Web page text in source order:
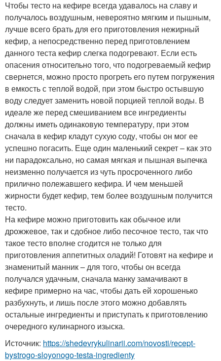
Чтобы тесто на кефире всегда удавалось на славу и
получалось воздушным, невероятно мягким и пышным,
лучше всего брать для его приготовления нежирный
кефир, а непосредственно перед приготовлением
данного теста кефир слегка подогревают. Если есть
опасения относительно того, что подогреваемый кефир
свернется, можно просто прогреть его путем погружения
в емкость с теплой водой, при этом быстро остывшую
воду следует заменить новой порцией теплой воды. В
идеале же перед смешиванием все ингредиенты
должны иметь одинаковую температуру, при этом
сначала в кефир кладут сухую соду, чтобы он мог ее
успешно погасить. Еще один маленький секрет – как это
ни парадоксально, но самая мягкая и пышная выпечка
неизменно получается из чуть просроченного либо
прилично полежавшего кефира. И чем меньшей
жирности будет кефир, тем более воздушным получится
тесто.
На кефире можно приготовить как обычное или
дрожжевое, так и сдобное либо песочное тесто, так что
такое тесто вполне сгодится не только для
приготовления аппетитных оладий! Готовят на кефире и
знаменитый манник – для того, чтобы он всегда
получался удачным, сначала манку замачивают в
кефире примерно на час, чтобы дать ей хорошенько
разбухнуть, и лишь после этого можно добавлять
остальные ингредиенты и приступать к приготовлению
очередного кулинарного изыска.
Источник: https://shedevrykulinarii.com/novosti/recept-
bystrogo-sloyonogo-testa-ingredienty